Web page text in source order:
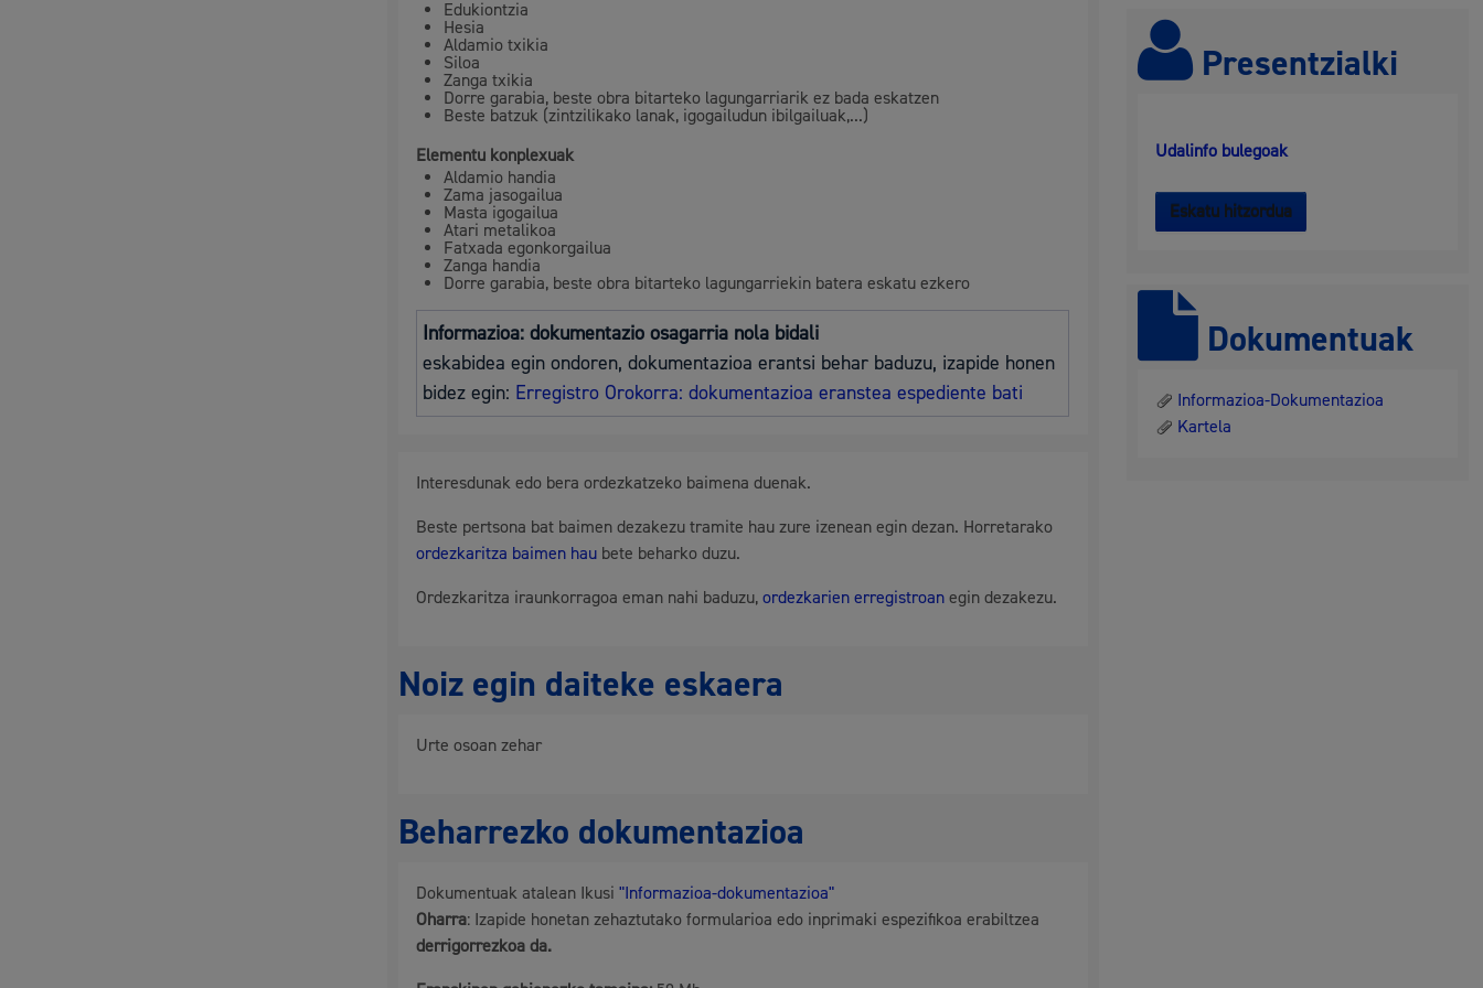
Gune publikoa, hondakinak eta ingurumena
Herritarren segurtasuna eta larrialdiak
Osasun publikoa, animaliak eta kontsumoa Garapen ekonomikoa eta enplegua
Berdintasuna, giza eskubideak eta bizikidetza
Aktualitatea
Albisteak
Udal administrazioa
Presentzialki
Udalinfo bulegoak
Eskatu hitzordua
Dokumentuak
Informazioa-Dokumentazioa
Kartela
Edukiontzia
Hesia
Aldamio txikia
Siloa
Zanga txikia
Dorre garabia, beste obra bitarteko lagungarriarik ez bada eskatzen
Beste batzuk (zintzilikako lanak, igogailudun ibilgailuak,...)
Elementu konplexuak
Aldamio handia
Zama jasogailua
Masta igogailua
Atari metalikoa
Fatxada egonkorgailua
Zanga handia
Dorre garabia, beste obra bitarteko lagungarriekin batera eskatu ezkero
Informazioa: dokumentazio osagarria nola bidali
eskabidea egin ondoren, dokumentazioa erantsi behar baduzu, izapide honen
bidez egin: Erregistro Orokorra: dokumentazioa eranstea espediente bati
Interesdunak edo bera ordezkatzeko baimena duenak.
Beste pertsona bat baimen dezakezu tramite hau zure izenean egin dezan. Horretarako
ordezkaritza baimen hau bete beharko duzu.
Ordezkaritza iraunkorragoa eman nahi baduzu,ordezkarien erregistroan egin dezakezu.
Noiz egin daiteke eskaera
Urte osoan zehar
Beharrezko dokumentazioa
Dokumentuak atalean Ikusi"Informazioa-dokumentazioa"
Oharra: Izapide honetan zehaztutako formularioa edo inprimaki espezifikoa erabiltzea
derrigorrezkoa da.